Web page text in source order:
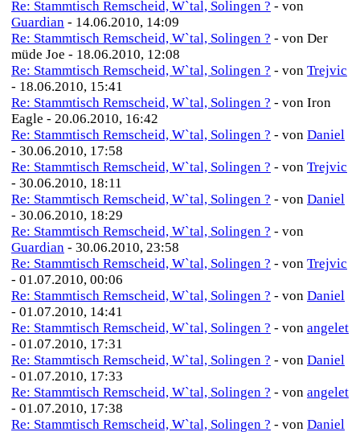
Re: Stammtisch Remscheid, W`tal, Solingen ? - von
Guardian - 14.06.2010, 14:09
Re: Stammtisch Remscheid, W`tal, Solingen ? - von Der
müde Joe - 18.06.2010, 12:08
Re: Stammtisch Remscheid, W`tal, Solingen ? - von Trejvic
- 18.06.2010, 15:41
Re: Stammtisch Remscheid, W`tal, Solingen ? - von Iron
Eagle - 20.06.2010, 16:42
Re: Stammtisch Remscheid, W`tal, Solingen ? - von Daniel
- 30.06.2010, 17:58
Re: Stammtisch Remscheid, W`tal, Solingen ? - von Trejvic
- 30.06.2010, 18:11
Re: Stammtisch Remscheid, W`tal, Solingen ? - von Daniel
- 30.06.2010, 18:29
Re: Stammtisch Remscheid, W`tal, Solingen ? - von
Guardian - 30.06.2010, 23:58
Re: Stammtisch Remscheid, W`tal, Solingen ? - von Trejvic
- 01.07.2010, 00:06
Re: Stammtisch Remscheid, W`tal, Solingen ? - von Daniel
- 01.07.2010, 14:41
Re: Stammtisch Remscheid, W`tal, Solingen ? - von angelet
- 01.07.2010, 17:31
Re: Stammtisch Remscheid, W`tal, Solingen ? - von Daniel
- 01.07.2010, 17:33
Re: Stammtisch Remscheid, W`tal, Solingen ? - von angelet
- 01.07.2010, 17:38
Re: Stammtisch Remscheid, W`tal, Solingen ? - von Daniel